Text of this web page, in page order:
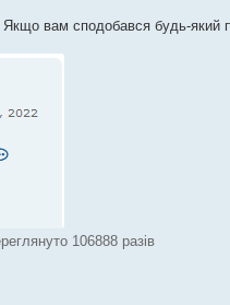
вам сподобався будь-який
106888 разів